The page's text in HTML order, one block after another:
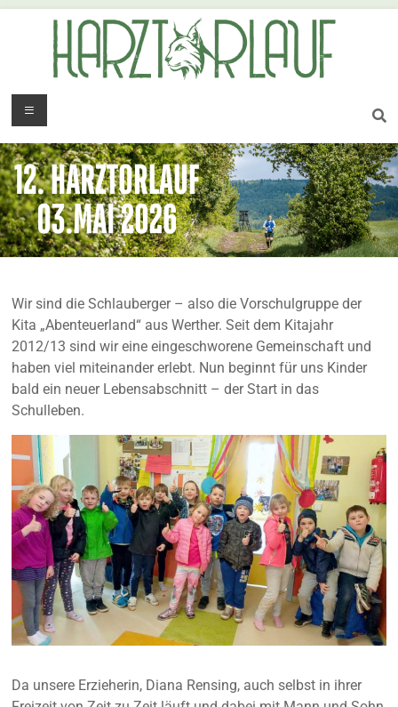
Wir sind die Schlauberger – also die Vorschulgruppe der
Kita „Abenteuerland“ aus Werther. Seit dem Kitajahr
2012/13 sind wir eine eingeschworene Gemeinschaft und
haben viel miteinander erlebt. Nun beginnt für uns Kinder
bald ein neuer Lebensabschnitt – der Start in das
Schulleben.
Da unsere Erzieherin, Diana Rensing, auch selbst in ihrer